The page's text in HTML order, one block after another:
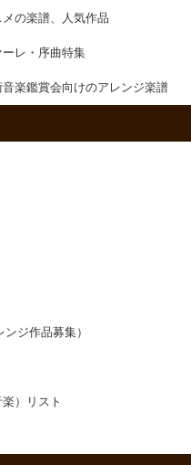
の楽譜、人気作品
レ・序曲特集
楽鑑賞会向けのアレンジ楽譜
ジ作品募集）
）リスト